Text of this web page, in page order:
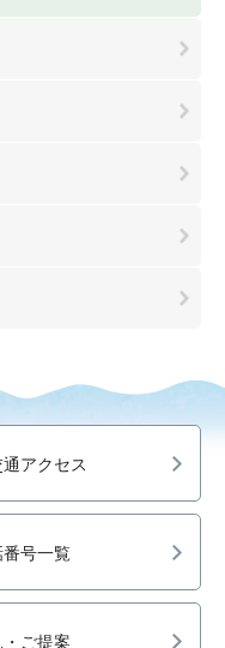
アクセス
号一覧
ご提案